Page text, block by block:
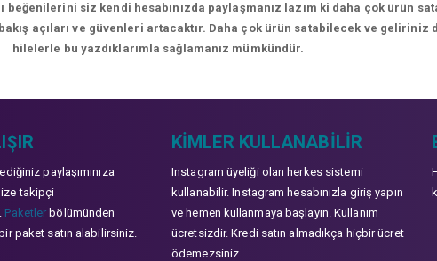
beğenilerini siz kendi hesabınızda paylaşmanız lazım ki daha çok ürün
açıları ve güvenleri artacaktır. Daha çok ürün satabilecek ve geliriniz
hilelerle bu yazdıklarımla sağlamanız mümkündür.
paylaşımınıza
takipçi
Paketler bölümünden
paket satın alabilirsiniz.
KIMLER KULLANABILIR
Instagram üyeliği olan herkes sistemi
kullanabilir. Instagram hesabınızla giriş yapın
ve hemen kullanmaya başlayın. Kullanım
ücretsizdir. Kredi satın almadıkça hiçbir ücret
ödemezsiniz.